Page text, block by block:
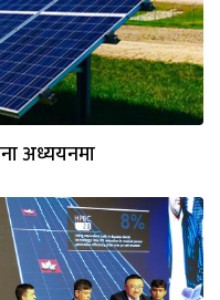
अध्ययनमा